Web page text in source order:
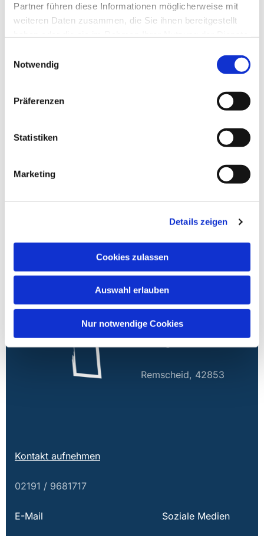
Partner führen diese Informationen möglicherweise mit
weiteren Daten zusammen, die Sie ihnen bereitgestellt
Notwendig
Präferenzen
Statistiken
Marketing
Details zeigen
Cookies zulassen
Auswahl erlauben
Nur notwendige Cookies
EVANGELISCH
E
KIRCHENGEME
INDE
REMSCHEID
Schulgasse 1
Remscheid, 42853
Kontakt aufnehmen
02191 / 9681717
E-Mail Soziale Medien